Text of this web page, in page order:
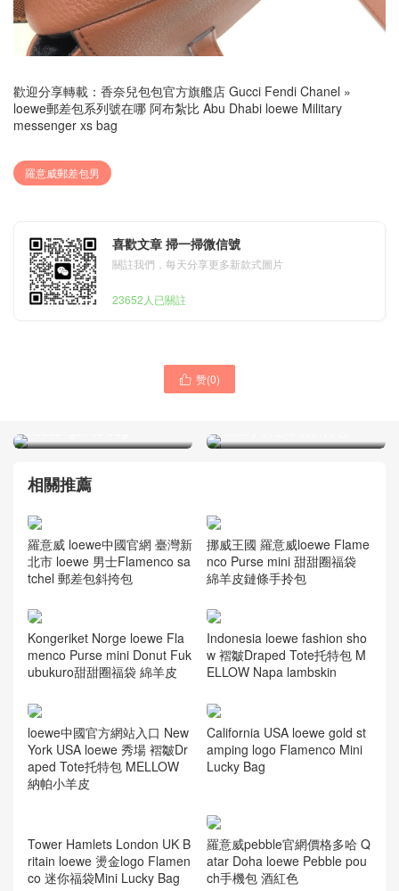
歡迎分享轉載： 香奈兒包包官方旗艦店 Gucci Fendi Chanel »
loewe郵差包系列號在哪 阿布紮比 Abu Dhabi loewe Military
messenger xs bag
羅意威郵差包男
喜歡文章 掃一掃微信號
關註我們，每天分享更多新款式圖片
23652人已關註
 赞(0)
羅意威military郵差包 臺灣臺
羅意威military有幾個尺寸 多
相關推薦
羅意威 loewe中國官網 臺灣新
北市 loewe 男士Flamenco sa
tchel 郵差包斜挎包
挪威王國 羅意威loewe Flame
nco Purse mini 甜甜圈福袋
綿羊皮鏈條手拎包
Kongeriket Norge loewe Fla
menco Purse mini Donut Fuk
ubukuro甜甜圈福袋 綿羊皮
Indonesia loewe fashion sho
w 褶皺Draped Tote托特包 M
ELLOW Napa lambskin
loewe中國官方網站入口 New
York USA loewe 秀場 褶皺Dr
aped Tote托特包 MELLOW
納帕小羊皮
California USA loewe gold st
amping logo Flamenco Mini
Lucky Bag
Tower Hamlets London UK B
ritain loewe 燙金logo Flamen
co 迷你福袋Mini Lucky Bag
羅意威pebble官網價格多哈 Q
atar Doha loewe Pebble pou
ch手機包 酒紅色